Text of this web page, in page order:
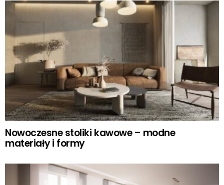
Nowoczesne stoliki kawowe – modne
materiały i formy